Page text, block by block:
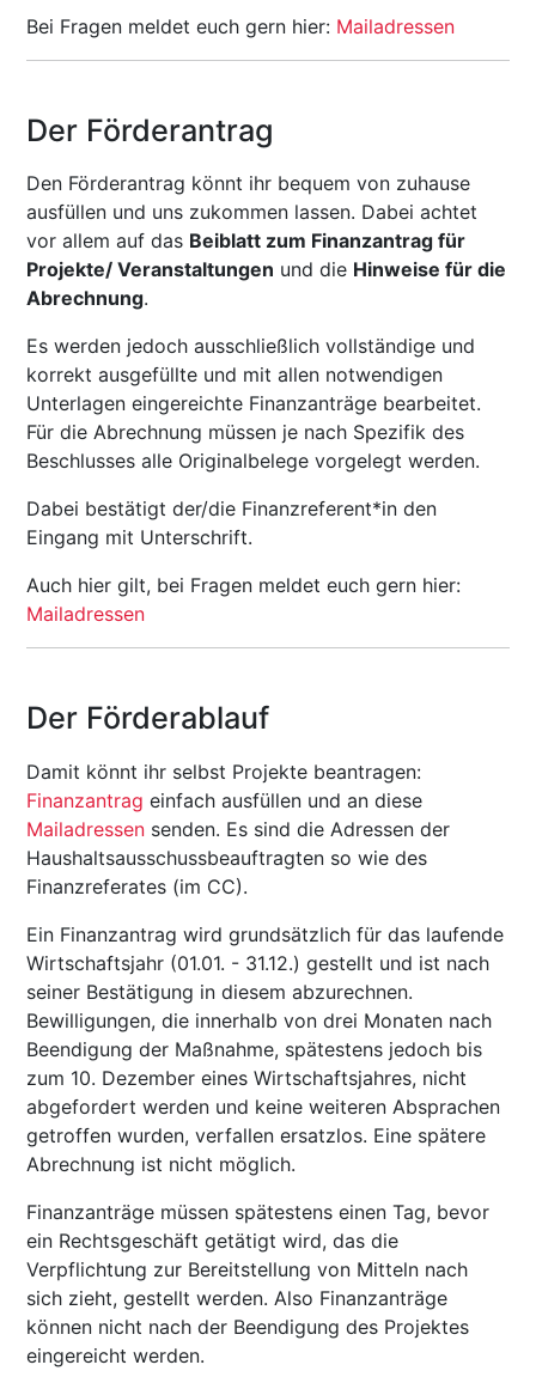
Bei Fragen meldet euch gern hier: Mailadressen
Der Förderantrag
Den Förderantrag könnt ihr bequem von zuhause
ausfüllen und uns zukommen lassen. Dabei achtet
vor allem auf das Beiblatt zum Finanzantrag für
Projekte/ Veranstaltungen und die Hinweise für die
Abrechnung.
Es werden jedoch ausschließlich vollständige und
korrekt ausgefüllte und mit allen notwendigen
Unterlagen eingereichte Finanzanträge bearbeitet.
Für die Abrechnung müssen je nach Spezifik des
Beschlusses alle Originalbelege vorgelegt werden.
Dabei bestätigt der/die Finanzreferent*in den
Eingang mit Unterschrift.
Auch hier gilt, bei Fragen meldet euch gern hier:
Mailadressen
Der Förderablauf
Damit könnt ihr selbst Projekte beantragen:
Finanzantrag einfach ausfüllen und an diese
Mailadressen senden. Es sind die Adressen der
Haushaltsausschussbeauftragten so wie des
Finanzreferates (im CC).
Ein Finanzantrag wird grundsätzlich für das laufende
Wirtschaftsjahr (01.01. - 31.12.) gestellt und ist nach
seiner Bestätigung in diesem abzurechnen.
Bewilligungen, die innerhalb von drei Monaten nach
Beendigung der Maßnahme, spätestens jedoch bis
zum 10. Dezember eines Wirtschaftsjahres, nicht
abgefordert werden und keine weiteren Absprachen
getroffen wurden, verfallen ersatzlos. Eine spätere
Abrechnung ist nicht möglich.
Finanzanträge müssen spätestens einen Tag, bevor
ein Rechtsgeschäft getätigt wird, das die
Verpflichtung zur Bereitstellung von Mitteln nach
sich zieht, gestellt werden. Also Finanzanträge
können nicht nach der Beendigung des Projektes
eingereicht werden.